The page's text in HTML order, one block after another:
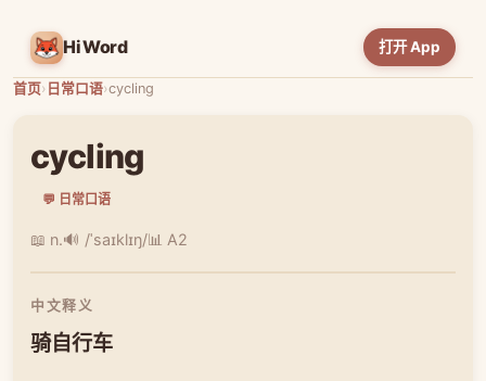
HiWord 打开 App
首页› 日常口语›cycling
cycling
💬 日常口语
📖 n.🔊 /ˈsaɪklɪŋ/📊 A2
中文释义
骑自行车